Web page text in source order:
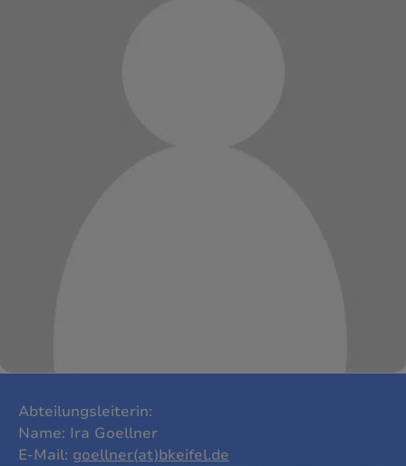
Abteilungsleiterin:
Name: Ira Goellner
E-Mail: goellner(at)bkeifel.de